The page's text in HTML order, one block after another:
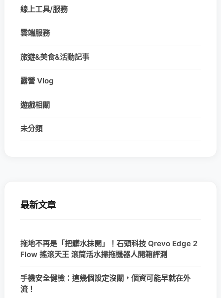
線上工具/服務
雲端服務
旅遊&美食&活動記事
露營 Vlog
遊戲相關
未分類
最新文章
拖地不再是「把髒水抹開」！石頭科技 Qrevo Edge 2
Flow 搖滾天王 滾筒活水掃拖機器人開箱評測
手機安全健檢：這幾個設定沒關，個資可能早就在外
流！